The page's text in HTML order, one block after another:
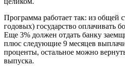
Программа работает так: из общей
годовых) государство оплачивать
Еще 3% должен отдать банку
плюс следующие 9 месяцев
проценты, остальное можно
выпуска.